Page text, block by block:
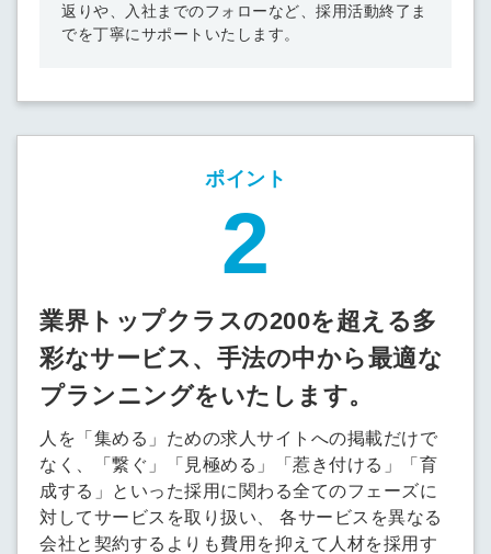
返りや、入社までのフォローなど、採用活動終了ま
でを丁寧にサポートいたします。
ポイント
業界トップクラスの200を超える多
彩なサービス、手法の中から最適な
プランニングをいたします。
人を「集める」ための求人サイトへの掲載だけで
なく、「繋ぐ」「見極める」「惹き付ける」「育
成する」といった採用に関わる全てのフェーズに
対してサービスを取り扱い、 各サービスを異なる
会社と契約するよりも費用を抑えて人材を採用す